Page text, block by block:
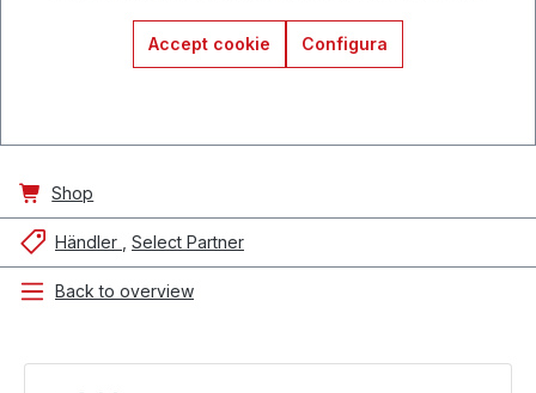
Accept cookie Configura
Shop
Händler Select Partner
Back to overview